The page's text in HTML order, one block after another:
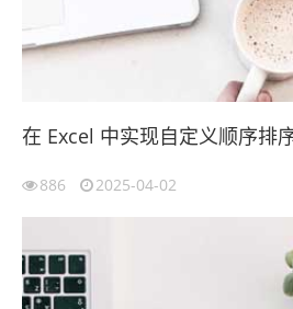
在 Excel 中实现自定义顺序排
886 2025-04-02